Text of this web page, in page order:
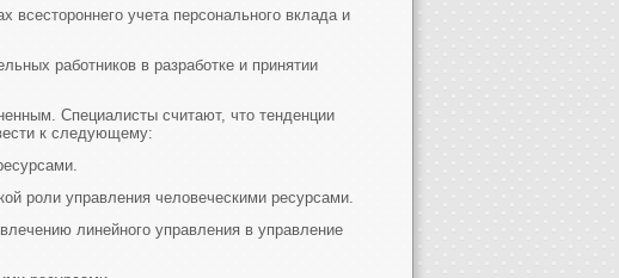
учета персонального вклада и
работников в разработке и принятии
Специалисты считают, что тенденции
к следующему:
роли управления человеческими ресурсами.
линейного управления в управление